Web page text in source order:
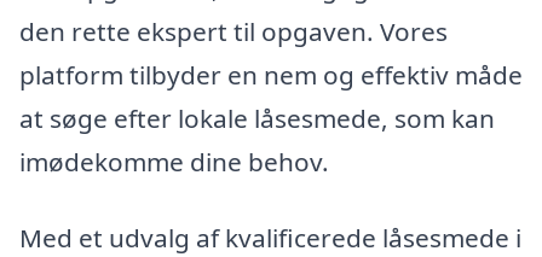
den rette ekspert til opgaven. Vores
platform tilbyder en nem og effektiv måde
at søge efter lokale låsesmede, som kan
imødekomme dine behov.
Med et udvalg af kvalificerede låsesmede i